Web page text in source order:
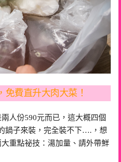
費直升大肉大菜！
人份590元而已，這大概四個
鍋子來裝，完全裝不下….，想
重點祕技：湯加量、請外帶鮮